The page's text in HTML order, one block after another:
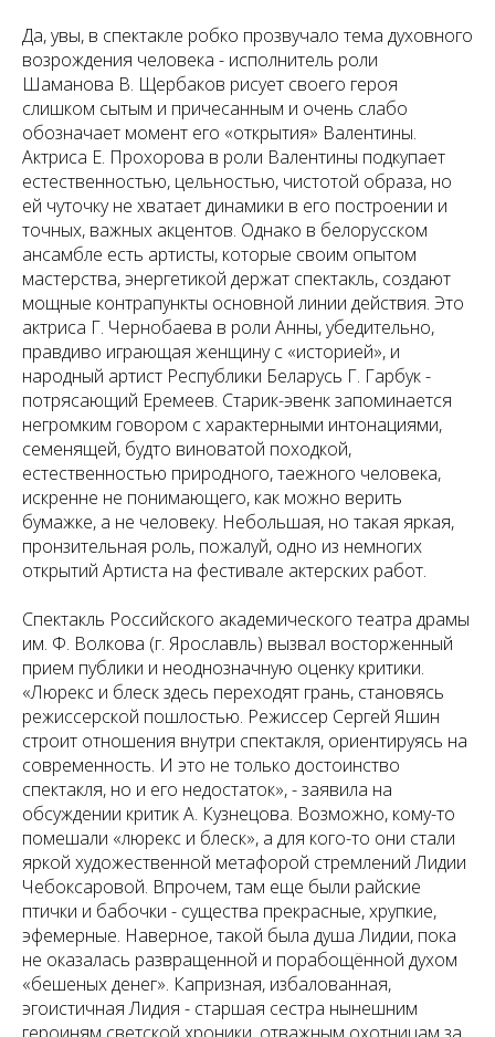
Да, увы, в спектакле робко прозвучало тема духовного
возрождения человека - исполнитель роли
Шаманова В. Щербаков рисует своего героя
слишком сытым и причесанным и очень слабо
обозначает момент его «открытия» Валентины.
Актриса Е. Прохорова в роли Валентины подкупает
естественностью, цельностью, чистотой образа, но
ей чуточку не хватает динамики в его построении и
точных, важных акцентов. Однако в белорусском
ансамбле есть артисты, которые своим опытом
мастерства, энергетикой держат спектакль, создают
мощные контрапункты основной линии действия. Это
актриса Г. Чернобаева в роли Анны, убедительно,
правдиво играющая женщину с «историей», и
народный артист Республики Беларусь Г. Гарбук -
потрясающий Еремеев. Старик-эвенк запоминается
негромким говором с характерными интонациями,
семенящей, будто виноватой походкой,
естественностью природного, таежного человека,
искренне не понимающего, как можно верить
бумажке, а не человеку. Небольшая, но такая яркая,
пронзительная роль, пожалуй, одно из немногих
открытий Артиста на фестивале актерских работ.
Спектакль Российского академического театра драмы
им. Ф. Волкова (г. Ярославль) вызвал восторженный
прием публики и неоднозначную оценку критики.
«Люрекс и блеск здесь переходят грань, становясь
режиссерской пошлостью. Режиссер Сергей Яшин
строит отношения внутри спектакля, ориентируясь на
современность. И это не только достоинство
спектакля, но и его недостаток», - заявила на
обсуждении критик А. Кузнецова. Возможно, кому-то
помешали «люрекс и блеск», а для кого-то они стали
яркой художественной метафорой стремлений Лидии
Чебоксаровой. Впрочем, там еще были райские
птички и бабочки - существа прекрасные, хрупкие,
эфемерные. Наверное, такой была душа Лидии, пока
не оказалась развращенной и порабощённой духом
«бешеных денег». Капризная, избалованная,
эгоистичная Лидия - старшая сестра нынешним